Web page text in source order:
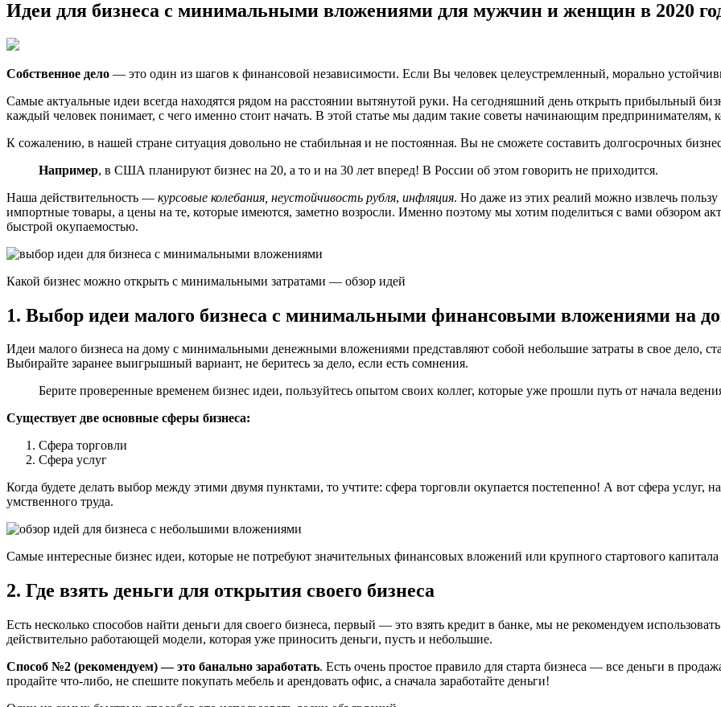
Идеи для бизнеса с минимальными вложениями для мужчин и женщин в 2020
Собственное дело — это один из шагов к финансовой независимости. Если Вы человек целеустремленный, морально
Самые актуальные идеи всегда находятся рядом на расстоянии вытянутой руки. На сегодняшний день открыть прибыльный
каждый человек понимает, с чего именно стоит начать. В этой статье мы дадим такие советы начинающим предпринимателям,
К сожалению, в нашей стране ситуация довольно не стабильная и не постоянная. Вы не сможете составить долгосрочных
Например, в США планируют бизнес на 20, а то и на 30 лет вперед! В России об этом говорить не приходится.
Наша действительность — курсовые колебания, неустойчивость рубля, инфляция. Но даже из этих реалий можно извлечь
импортные товары, а цены на те, которые имеются, заметно возросли. Именно поэтому мы хотим поделиться с вами обзором
быстрой окупаемостью.
Какой бизнес можно открыть с минимальными затратами — обзор идей
1. Выбор идеи малого бизнеса с минимальными финансовыми вложениями на
Идеи малого бизнеса на дому с минимальными денежными вложениями представляют собой небольшие затраты в свое дело,
Выбирайте заранее выигрышный вариант, не беритесь за дело, если есть сомнения.
Берите проверенные временем бизнес идеи, пользуйтесь опытом своих коллег, которые уже прошли путь от начала
Существует две основные сферы бизнеса:
Сфера торговли
Сфера услуг
Когда будете делать выбор между этими двумя пунктами, то учтите: сфера торговли окупается постепенно! А вот сфера
умственного труда.
Самые интересные бизнес идеи, которые не потребуют значительных финансовых вложений или крупного стартового капитала
2. Где взять деньги для открытия своего бизнеса
Есть несколько способов найти деньги для своего бизнеса, первый — это взять кредит в банке, мы не рекомендуем
действительно работающей модели, которая уже приносить деньги, пусть и небольшие.
Способ №2 (рекомендуем) — это банально заработать. Есть очень простое правило для старта бизнеса — все деньги в
продайте что-либо, не спешите покупать мебель и арендовать офис, а сначала заработайте деньги!